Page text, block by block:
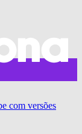
com versões